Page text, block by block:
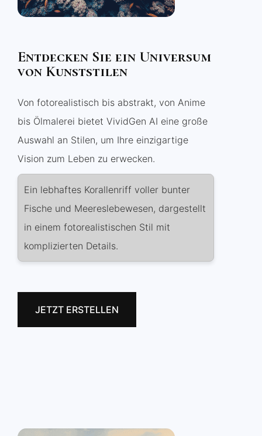
Entdecken Sie ein Universum
von Kunststilen
Von fotorealistisch bis abstrakt, von Anime
bis Ölmalerei bietet VividGen AI eine große
Auswahl an Stilen, um Ihre einzigartige
Vision zum Leben zu erwecken.
Ein lebhaftes Korallenriff voller bunter
Fische und Meereslebewesen, dargestellt
in einem fotorealistischen Stil mit
komplizierten Details.
JETZT ERSTELLEN